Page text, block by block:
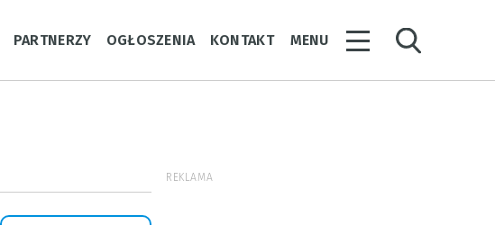
PARTNERZY OGŁOSZENIA KONTAKT MENU
REKLAMA